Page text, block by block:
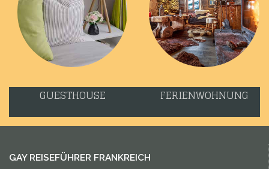
GUESTHOUSE FERIENWOHNUNG
GAY REISEFÜHRER FRANKREICH